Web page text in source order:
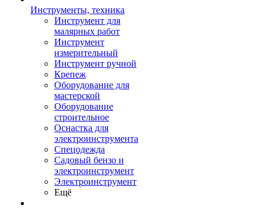
Инструменты, техника
Инструмент для
малярных работ
Инструмент
измерительный
Инструмент ручной
Крепеж
Оборудование для
мастерской
Оборудование
строительное
Оснастка для
электроинструмента
Спецодежда
Садовый бензо и
электроинструмент
Электроинструмент
Ещё